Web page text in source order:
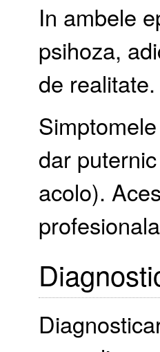
In ambele
psihoza,
de realitate.
dar
acolo).